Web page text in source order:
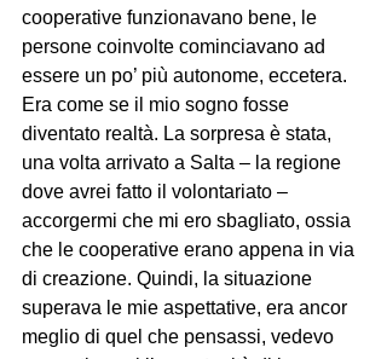
cooperative funzionavano bene, le
persone coinvolte cominciavano ad
essere un po’ più autonome, eccetera.
Era come se il mio sogno fosse
diventato realtà. La sorpresa è stata,
una volta arrivato a Salta – la regione
dove avrei fatto il volontariato –
accorgermi che mi ero sbagliato, ossia
che le cooperative erano appena in via
di creazione. Quindi, la situazione
superava le mie aspettative, era ancor
meglio di quel che pensassi, vedevo